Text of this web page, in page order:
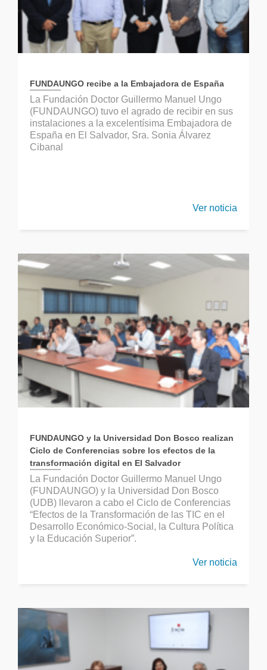
FUNDAUNGO recibe a la Embajadora de España
La Fundación Doctor Guillermo Manuel Ungo
(FUNDAUNGO) tuvo el agrado de recibir en sus
instalaciones a la excelentísima Embajadora de
España en El Salvador, Sra. Sonia Álvarez
Cibanal
Ver noticia
FUNDAUNGO y la Universidad Don Bosco realizan
Ciclo de Conferencias sobre los efectos de la
transformación digital en El Salvador
La Fundación Doctor Guillermo Manuel Ungo
(FUNDAUNGO) y la Universidad Don Bosco
(UDB) llevaron a cabo el Ciclo de Conferencias
“Efectos de la Transformación de las TIC en el
Desarrollo Económico-Social, la Cultura Política
y la Educación Superior”.
Ver noticia